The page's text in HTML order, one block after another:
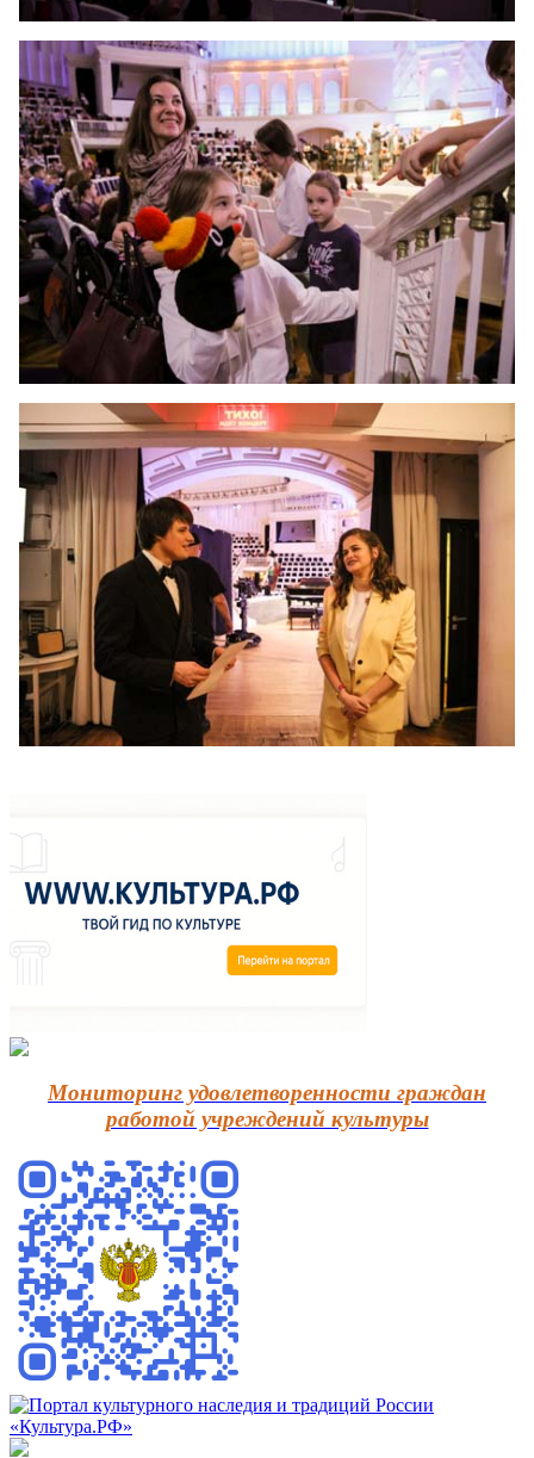
Мониторинг удовлетворенности граждан
работой учреждений культуры